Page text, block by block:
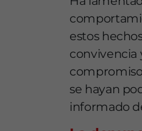
estos
convivencia
se hayan
informado